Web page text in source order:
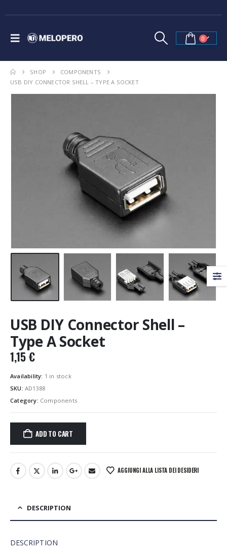
0
SHOP
COMPONENTS
USB DIY CONNECTOR SHELL – TYPE A SOCKET
USB DIY Connector Shell –
Type A Socket
1,15€
Availability: 1 in stock
SKU: AD1388
Category: Components
ADD TO CART
AGGIUNGI ALLA LISTA DEI DESIDERI
DESCRIPTION
DESCRIPTION